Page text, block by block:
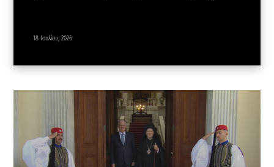
18 Ιουλίου, 2026